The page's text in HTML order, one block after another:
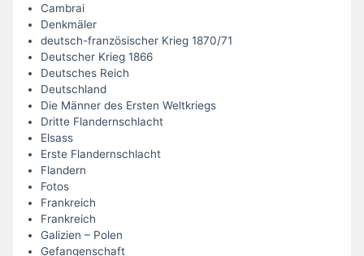
Cambrai
Denkmäler
deutsch-französischer Krieg 1870/71
Deutscher Krieg 1866
Deutsches Reich
Deutschland
Die Männer des Ersten Weltkriegs
Dritte Flandernschlacht
Elsass
Erste Flandernschlacht
Flandern
Fotos
Frankreich
Frankreich
Galizien – Polen
Gefangenschaft